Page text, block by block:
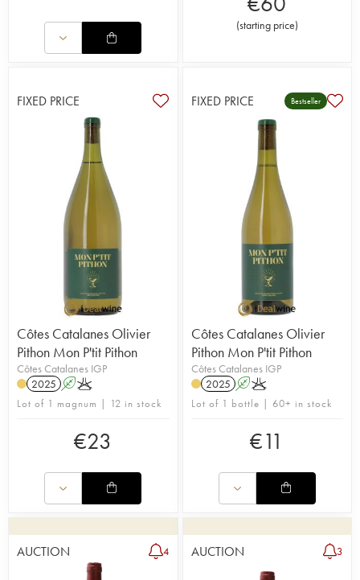
(starting price)
FIXED PRICE
Côtes Catalanes Olivier
Pithon Mon P'tit Pithon
Côtes Catalanes IGP
2025 AK
Lot of 1 magnum | 12 in stock
€23
FIXED PRICE Bestseller
Côtes Catalanes Olivier
Pithon Mon P'tit Pithon
Côtes Catalanes IGP
2025 AK
Lot of 1 bottle | 60+ in stock
€11
AUCTION 4 AUCTION 3